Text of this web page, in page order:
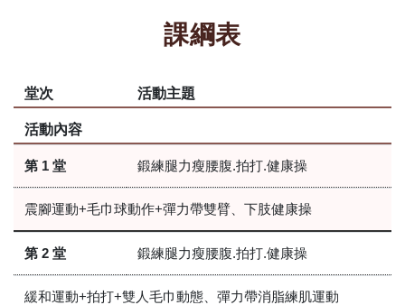
課綱表
堂次 活動主題
活動內容
第 1 堂 鍛練腿力瘦腰腹.拍打.健康操
震腳運動+毛巾球動作+彈力帶雙臂、下肢健康操
第 2 堂 鍛練腿力瘦腰腹.拍打.健康操
緩和運動+拍打+雙人毛巾動態、彈力帶消脂練肌運動